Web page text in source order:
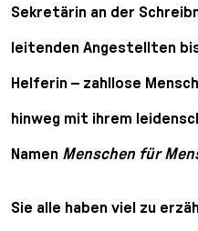
Sekretärin an der
leitenden Angestellten
Helferin – zahllose
hinweg mit ihrem
Namen Menschen für
Sie alle haben viel zu